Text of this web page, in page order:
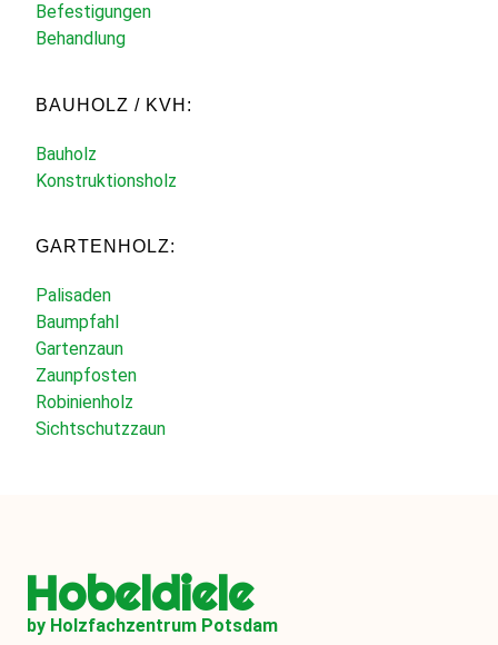
Befestigungen
Behandlung
BAUHOLZ / KVH:
Bauholz
Konstruktionsholz
GARTENHOLZ:
Palisaden
Baumpfahl
Gartenzaun
Zaunpfosten
Robinienholz
Sichtschutzzaun
Hobeldiele
by Holzfachzentrum Potsdam